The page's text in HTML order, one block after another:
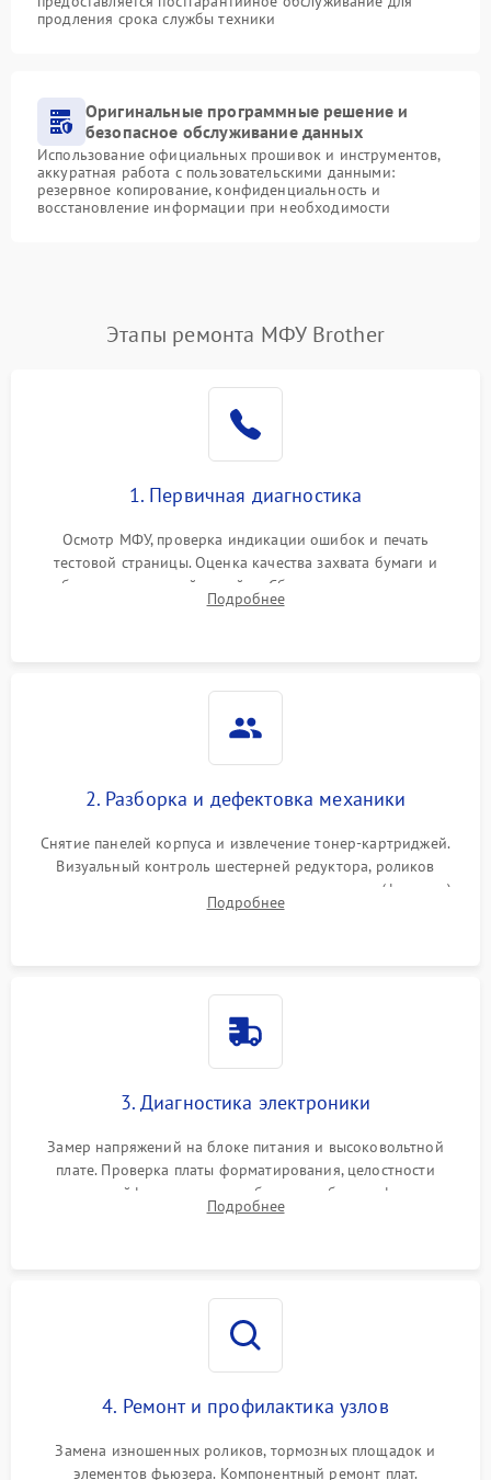
продления срока службы техники
Оригинальные программные решение и
безопасное обслуживание данных
Использование официальных прошивок и инструментов,
аккуратная работа с пользовательскими данными:
резервное копирование, конфиденциальность и
восстановление информации при необходимости
Этапы ремонта МФУ Brother
1. Первичная диагностика
Осмотр МФУ, проверка индикации ошибок и печать
тестовой страницы. Оценка качества захвата бумаги и
работы сканирующей линейки. Сбор данных о замятиях,
дефектах изображения или посторонних шумах при работе.
Подробнее
2. Разборка и дефектовка механики
Снятие панелей корпуса и извлечение тонер-картриджей.
Визуальный контроль шестерней редуктора, роликов
захвата, термопленки и прижимного вала в печи (фьюзере).
Проверка оптики сканера на загрязнения.
Подробнее
3. Диагностика электроники
Замер напряжений на блоке питания и высоковольтной
плате. Проверка платы форматирования, целостности
плоских шлейфов сканера и работоспособности флажков и
оптопар (датчиков прохождения бумаги).
Подробнее
4. Ремонт и профилактика узлов
Замена изношенных роликов, тормозных площадок и
элементов фьюзера. Компонентный ремонт плат.